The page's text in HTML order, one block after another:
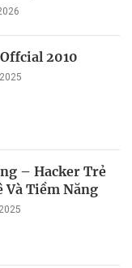
2010
– Hacker Trẻ
Và Tiềm Năng